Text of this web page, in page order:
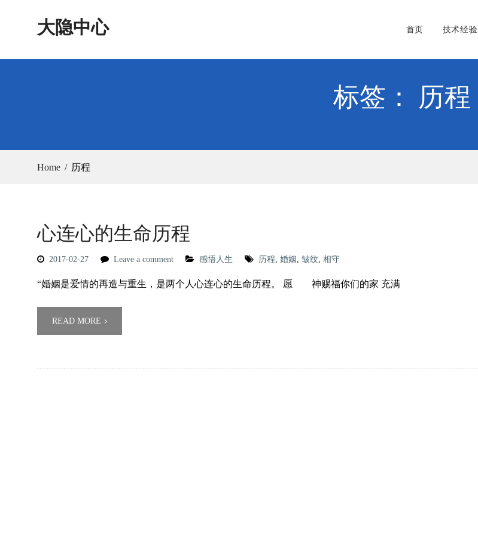
大隐中心 首页 技术经验
标签： 历程
Home 历程
心连心的生命历程
2017-02-27 Leave a comment 感悟人生 历程, 婚姻 , 皱纹, 相守
“婚姻是爱情的再造与重生，是两个人心连心的生命历程。 愿 神赐福你们的家 充满
READ MORE